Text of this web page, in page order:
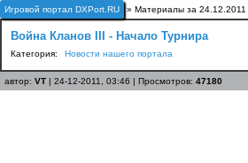
Игровой портал DXPort.RU » Материалы за 24.12.2011
Война Кланов III - Начало Турнира
Категория: Новости нашего портала
автор: VT | 24-12-2011, 03:46 | Просмотров: 47180